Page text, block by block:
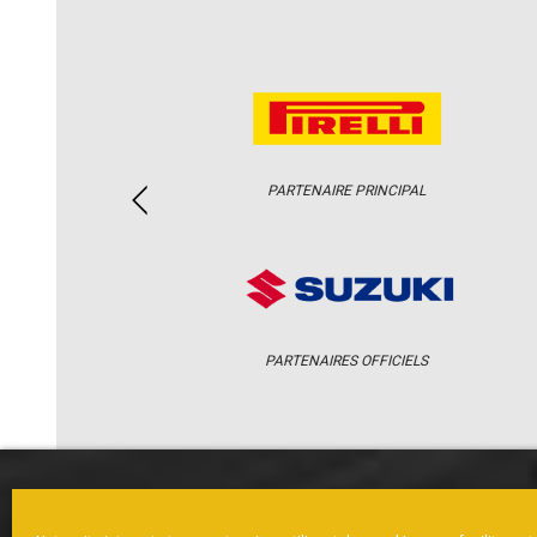
PARTENAIRE PRINCIPAL
PARTENAIRES OFFICIELS